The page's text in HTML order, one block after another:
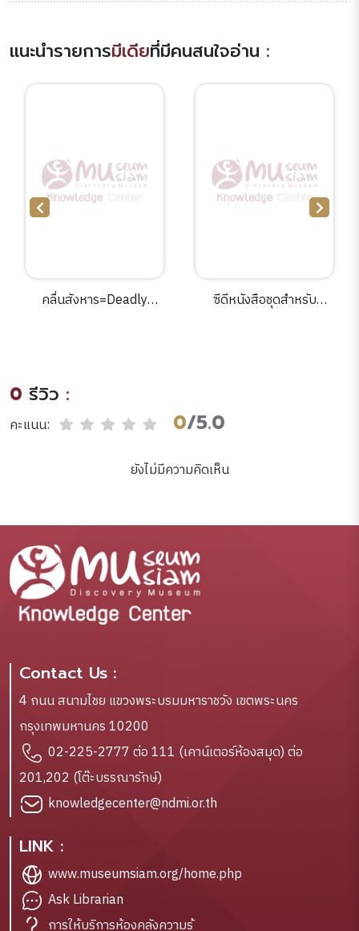
แนะนำรายการมีเดียที่มีคนสนใจอ่าน :
คลื่นสังหาร=Deadly
ซีดีหนังสือชุดสำหรับ
0 รีวิว :
คะแนน: 0/5.0
ยังไม่มีความคิดเห็น
Contact Us :
4 ถนน สนามไชย แขวงพระบรมมหาราชวัง เขตพระนคร
กรุงเทพมหานคร 10200
02-225-2777 ต่อ 111 (เคาน์เตอร์ห้องสมุด) ต่อ
201,202 (โต๊ะบรรณารักษ์)
knowledgecenter@ndmi.or.th
LINK :
www.museumsiam.org/home.php
Ask Librarian
การให้บริการห้องคลังความรู้